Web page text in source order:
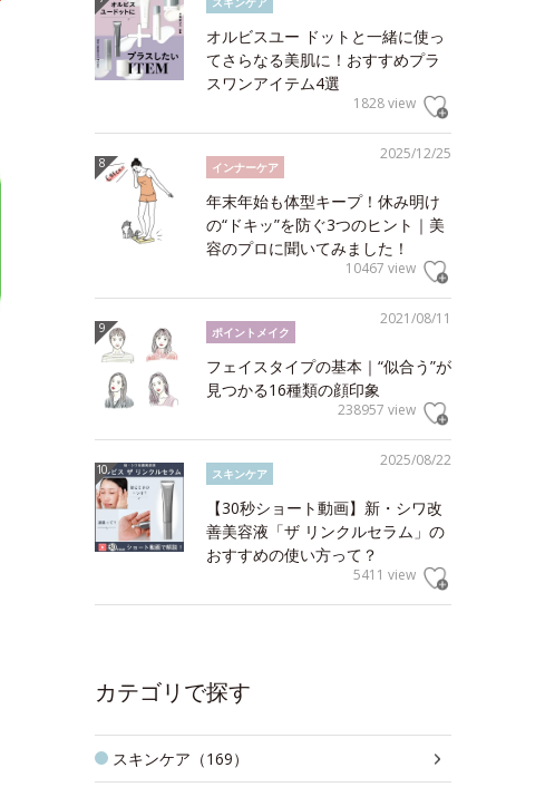
オルビスユー ドットと一緒に使っ
てさらなる美肌に！おすすめプラ
スワンアイテム4選
1828 view
2025/12/25
インナーケア
年末年始も体型キープ！休み明け
の“ドキッ”を防ぐ3つのヒント｜美
容のプロに聞いてみました！
10467 view
2021/08/11
ポイントメイク
フェイスタイプの基本｜“似合う”が
見つかる16種類の顔印象
238957 view
2025/08/22
スキンケア
【30秒ショート動画】新・シワ改
善美容液「ザ リンクルセラム」の
おすすめの使い方って？
5411 view
カテゴリで探す
スキンケア（169）